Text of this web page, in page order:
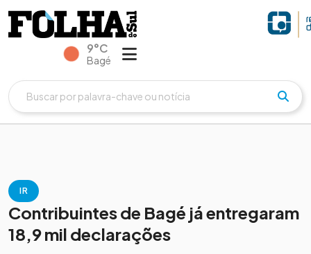
9°C
Bagé
IR
Contribuintes de Bagé já entregaram
18,9 mil declarações